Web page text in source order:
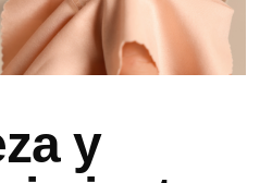
y